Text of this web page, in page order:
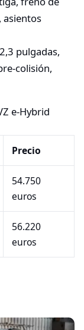
asientos
pulgadas,
colisión,
e-Hybrid
Precio
54.750
euros
56.220
euros